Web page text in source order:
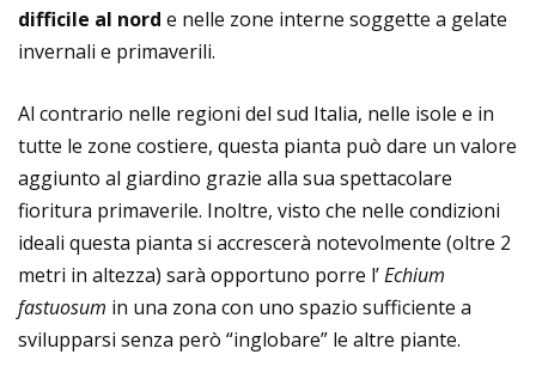
difficile al nord e nelle zone interne soggette a gelate
invernali e primaverili.
Al contrario nelle regioni del sud Italia, nelle isole e in
tutte le zone costiere, questa pianta può dare un valore
aggiunto al giardino grazie alla sua spettacolare
fioritura primaverile. Inoltre, visto che nelle condizioni
ideali questa pianta si accrescerà notevolmente (oltre 2
metri in altezza) sarà opportuno porre l’Echium
fastuosum in una zona con uno spazio sufficiente a
svilupparsi senza però “inglobare” le altre piante.